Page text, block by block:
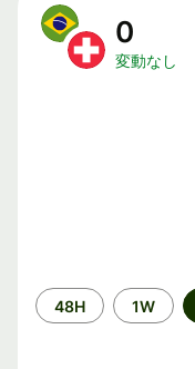
0
変動なし
期
間
48H 1W